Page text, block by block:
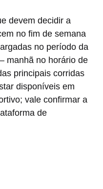
devem decidir a
no fim de semana
no período da
manhã no horário de
principais corridas
disponíveis em
vale confirmar a
de